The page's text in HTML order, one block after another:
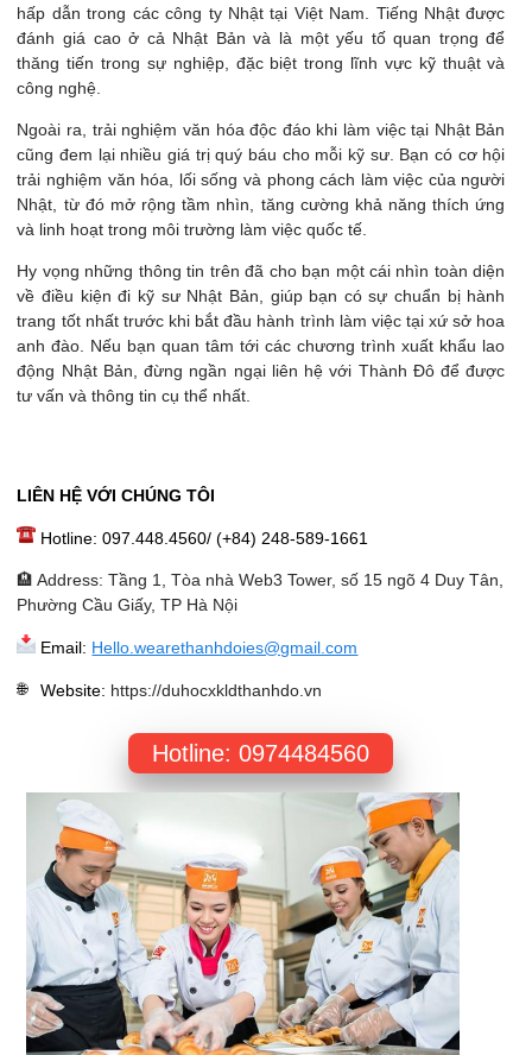
hấp dẫn trong các công ty Nhật tại Việt Nam. Tiếng Nhật được
đánh giá cao ở cả Nhật Bản và là một yếu tố quan trọng để
thăng tiến trong sự nghiệp, đặc biệt trong lĩnh vực kỹ thuật và
công nghệ.
Ngoài ra, trải nghiệm văn hóa độc đáo khi làm việc tại Nhật Bản
cũng đem lại nhiều giá trị quý báu cho mỗi kỹ sư. Bạn có cơ hội
trải nghiệm văn hóa, lối sống và phong cách làm việc của người
Nhật, từ đó mở rộng tầm nhìn, tăng cường khả năng thích ứng
và linh hoạt trong môi trường làm việc quốc tế.
Hy vọng những thông tin trên đã cho bạn một cái nhìn toàn diện
về điều kiện đi kỹ sư Nhật Bản, giúp bạn có sự chuẩn bị hành
trang tốt nhất trước khi bắt đầu hành trình làm việc tại xứ sở hoa
anh đào. Nếu bạn quan tâm tới các chương trình xuất khẩu lao
động Nhật Bản, đừng ngần ngại liên hệ với Thành Đô để được
tư vấn và thông tin cụ thể nhất.
LIÊN HỆ VỚI CHÚNG TÔI
Hotline: 097.448.4560/ (+84) 248-589-1661
🏨 Address: Tầng 1, Tòa nhà Web3 Tower, số 15 ngõ 4 Duy Tân,
Phường Cầu Giấy, TP Hà Nội
Email: Hello.wearethanhdoies@gmail.com
Website: https://duhocxkldthanhdo.vn
Hotline: 0974484560